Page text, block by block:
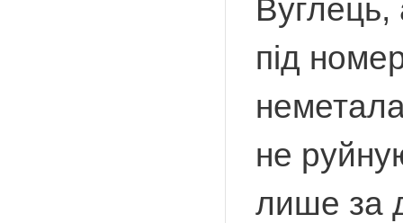
Вуглець,
під
не
лише за